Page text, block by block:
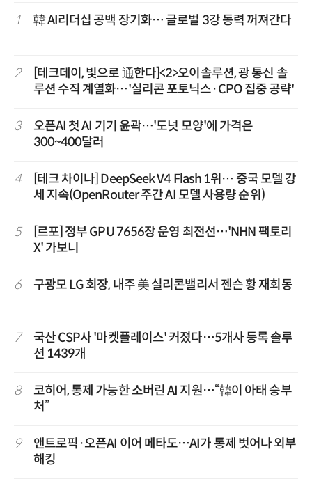
1 韓 AI리더십 공백 장기화… 글로벌 3강 동력 꺼져간다
2
[테크데이, 빛으로 通한다]<2>오이솔루션, 광 통신 솔
루션 수직 계열화…'실리콘 포토닉스·CPO 집중 공략'
3
오픈AI 첫 AI 기기 윤곽…'도넛 모양'에 가격은
300~400달러
4
[테크 차이나] DeepSeek V4 Flash 1위… 중국 모델 강
세 지속(OpenRouter 주간 AI 모델 사용량 순위)
5
[르포] 정부 GPU 7656장 운영 최전선…'NHN 팩토리
X' 가보니
6 구광모 LG 회장, 내주 美 실리콘밸리서 젠슨 황 재회동
7
국산 CSP사 '마켓플레이스' 커졌다…5개사 등록 솔루
션 1439개
8
코히어, 통제 가능한 소버린 AI 지원…“韓이 아태 승부
처”
9
앤트로픽·오픈AI 이어 메타도…AI가 통제 벗어나 외부
해킹